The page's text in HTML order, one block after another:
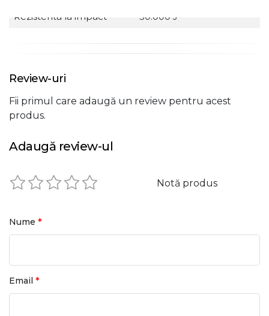
Rezistenta la impact
30.000 J
Timp coborare
Review-uri
Fii primul care adaugă un review pentru acest
produs.
Adaugă review-ul
Notă produs
Nume *
Email *